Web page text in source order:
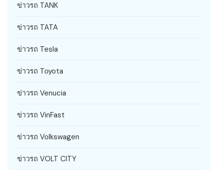
ข่าวรถ TANK
ข่าวรถ TATA
ข่าวรถ Tesla
ข่าวรถ Toyota
ข่าวรถ Venucia
ข่าวรถ VinFast
ข่าวรถ Volkswagen
ข่าวรถ VOLT CITY